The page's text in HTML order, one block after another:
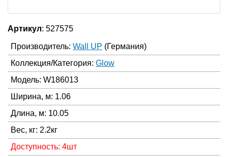
Артикул: 527575
Производитель: Wall UP (Германия)
Коллекция/Категория: Glow
Модель: W186013
Ширина, м: 1.06
Длина, м: 10.05
Вес, кг: 2.2кг
Доступность: 4шт